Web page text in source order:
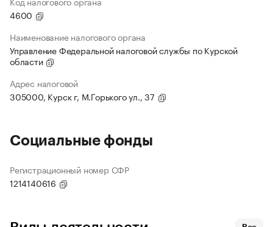
4600
Наименование налогового органа
Управление Федеральной налоговой службы по Курской
области
Адрес налоговой
305000, Курск г, М.Горького ул., 37
Социальные фонды
Регистрационный номер СФР
1214140616